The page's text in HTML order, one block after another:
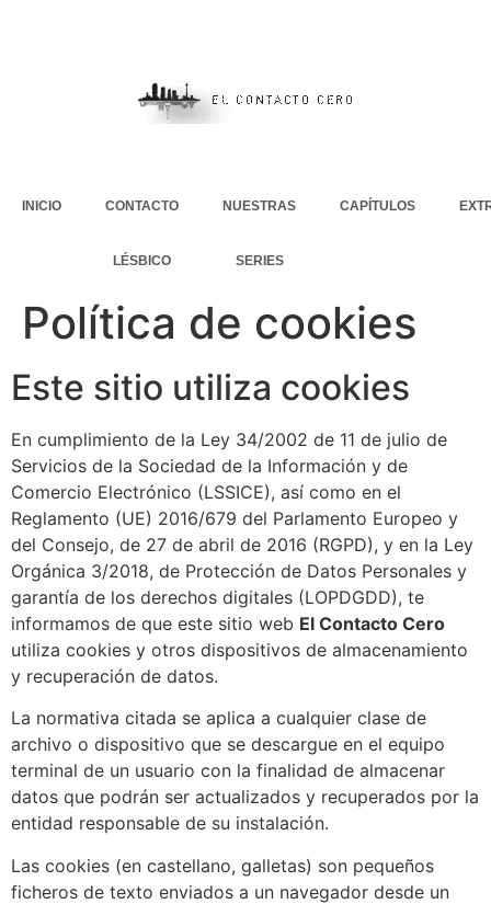
INICIO CONTACTO
LÉSBICO
NUESTRAS
SERIES
CAPÍTULOS
Política de cookies
Este sitio utiliza cookies
En cumplimiento de la Ley 34/2002 de 11 de julio de
Servicios de la Sociedad de la Información y de
Comercio Electrónico (LSSICE), así como en el
Reglamento (UE) 2016/679 del Parlamento Europeo y
del Consejo, de 27 de abril de 2016 (RGPD), y en la Ley
Orgánica 3/2018, de Protección de Datos Personales y
garantía de los derechos digitales (LOPDGDD), te
informamos de que este sitio web El Contacto Cero
utiliza cookies y otros dispositivos de almacenamiento
y recuperación de datos.
La normativa citada se aplica a cualquier clase de
archivo o dispositivo que se descargue en el equipo
terminal de un usuario con la finalidad de almacenar
datos que podrán ser actualizados y recuperados por la
entidad responsable de su instalación.
Las cookies (en castellano, galletas) son pequeños
ficheros de texto enviados a un navegador desde un